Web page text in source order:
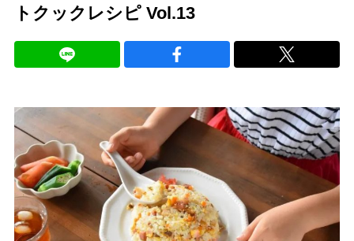
トクックレシピ Vol.13